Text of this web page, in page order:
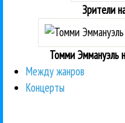
Зрители
Томми Эммануэль
Между жанров
Концерты